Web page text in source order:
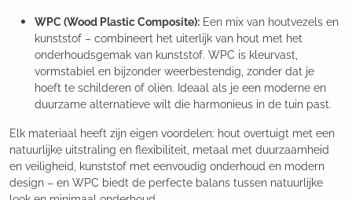
WPC (Wood Plastic Composite): Een mix van houtvezels en
kunststof – combineert het uiterlijk van hout met het
onderhoudsgemak van kunststof. WPC is kleurvast,
vormstabiel en bijzonder weerbestendig, zonder dat je
hoeft te schilderen of oliën. Ideaal als je een moderne en
duurzame alternatieve wilt die harmonieus in de tuin past.
Elk materiaal heeft zijn eigen voordelen: hout overtuigt met een
natuurlijke uitstraling en flexibiliteit, metaal met duurzaamheid
en veiligheid, kunststof met eenvoudig onderhoud en modern
design – en WPC biedt de perfecte balans tussen natuurlijke